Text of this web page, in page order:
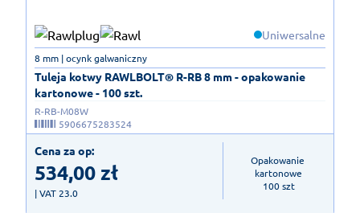
Uniwersalne
Tuleja kotwy RAWLBOLT® R-RB 8 mm - opakowanie
kartonowe - 100 szt.
8 mm | ocynk galwaniczny
R-RB-M08W
5906675283524
Cena za op:
534,00zł
| VAT 23.0
Opakowanie
kartonowe
100 szt